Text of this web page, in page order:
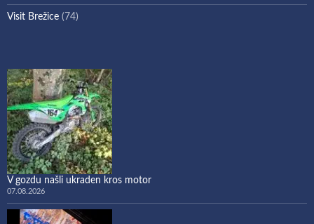
Visit Brežice (74)
V gozdu našli ukraden kros motor
07.08.2026